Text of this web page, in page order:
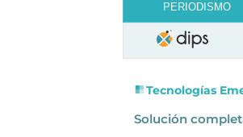
PERIODISMO
Tecnologías
Solución